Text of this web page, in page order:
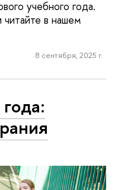
учебного года.
в нашем
8 сентября, 2025 г.